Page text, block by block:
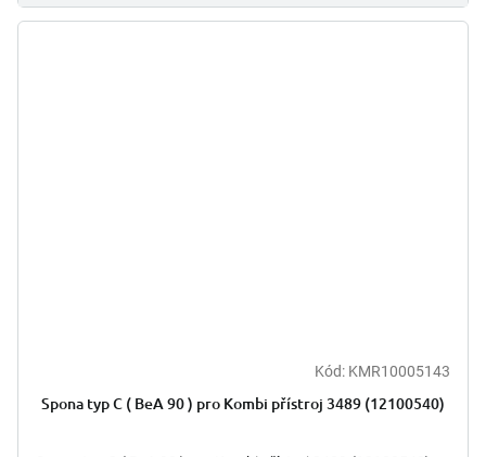
Kód: KMR10005143
Spona typ C ( BeA 90 ) pro Kombi přístroj 3489 (12100540)